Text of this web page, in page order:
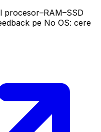
procesor–RAM–SSD
pe No OS: cere